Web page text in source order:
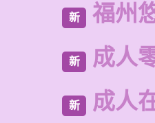
新 福州
新 成人
新 成人